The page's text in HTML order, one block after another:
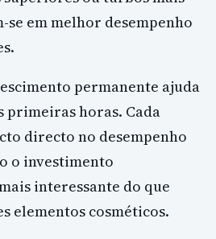
em melhor desempenho
permanente ajuda
primeiras horas. Cada
directo no desempenho
o investimento
interessante do que
elementos cosméticos.